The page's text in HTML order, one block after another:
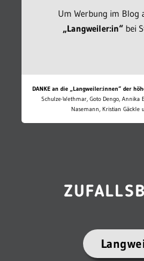
Um Werbung im Blog
„Langweiler:in“bei
DANKE an die „Langweiler:innen“ der
Schulze-Wethmar, Goto Dengo,
Nasemann, Kristian Gäckle